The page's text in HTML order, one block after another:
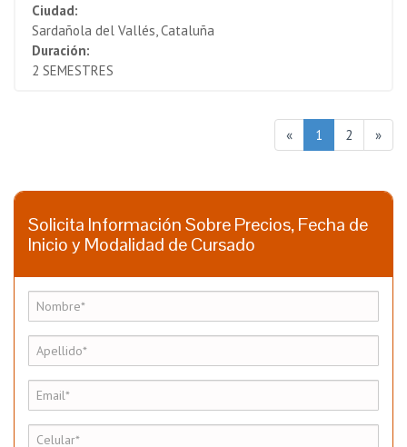
Ciudad:
Sardañola del Vallés, Cataluña
Duración:
2 SEMESTRES
« 1 2 »
Solicita Información Sobre Precios, Fecha de
Inicio y Modalidad de Cursado